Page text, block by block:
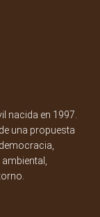
nacida en 1997.
una propuesta